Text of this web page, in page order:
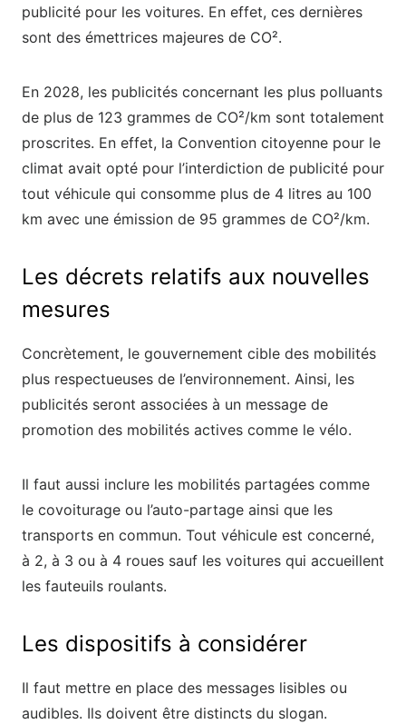
publicité pour les voitures. En effet, ces dernières
sont des émettrices majeures de CO².
En 2028, les publicités concernant les plus polluants
de plus de 123 grammes de CO²/km sont totalement
proscrites. En effet, la Convention citoyenne pour le
climat avait opté pour l’interdiction de publicité pour
tout véhicule qui consomme plus de 4 litres au 100
km avec une émission de 95 grammes de CO²/km.
Les décrets relatifs aux nouvelles
mesures
Concrètement, le gouvernement cible des mobilités
plus respectueuses de l’environnement. Ainsi, les
publicités seront associées à un message de
promotion des mobilités actives comme le vélo.
Il faut aussi inclure les mobilités partagées comme
le covoiturage ou l’auto-partage ainsi que les
transports en commun. Tout véhicule est concerné,
à 2, à 3 ou à 4 roues sauf les voitures qui accueillent
les fauteuils roulants.
Les dispositifs à considérer
Il faut mettre en place des messages lisibles ou
audibles. Ils doivent être distincts du slogan.